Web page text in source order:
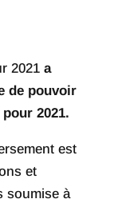
2021 a
de pouvoir
2021.
est
et
soumise à